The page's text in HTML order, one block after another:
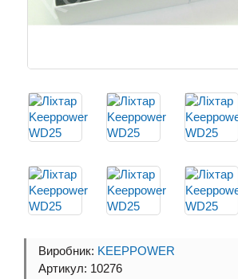
Виробник: KEEPPOWER
Артикул: 10276